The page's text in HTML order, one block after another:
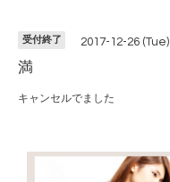
受付終了 2017-12-26 (Tue)
満
キャンセルでました